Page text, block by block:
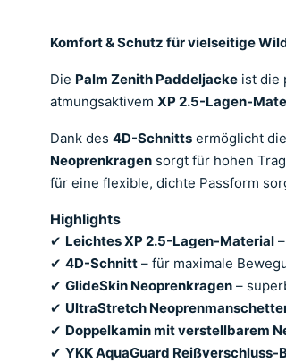
Komfort & Schutz für vielseitige
Die Palm Zenith Paddeljacke ist die
atmungsaktivem XP 2.5-Lagen-
Dank des 4D-Schnitts ermöglicht
Neoprenkragen sorgt für hohen
für eine flexible, dichte Passform
Highlights
✔ Leichtes XP 2.5-Lagen-Material
✔ 4D-Schnitt – für maximale
✔ GlideSkin Neoprenkragen –
✔ UltraStretch
✔ Doppelkamin mit verstellbarem
✔ YKK AquaGuard Reißverschluss-